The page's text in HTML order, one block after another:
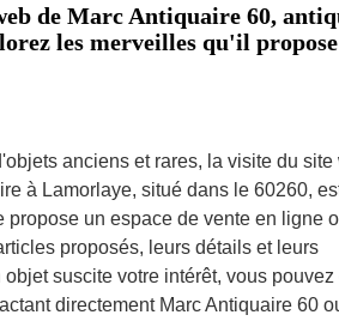
de Marc Antiquaire 60,
les merveilles qu'il
anciens et rares, la visite du site
à Lamorlaye, situé dans le 60260,
propose un espace de vente en ligne
proposés, leurs détails et leurs
suscite votre intérêt, vous
directement Marc Antiquaire 60